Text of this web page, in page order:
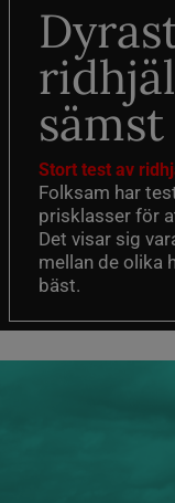
Stort test av
Folksam har
prisklasser för
Det visar sig
mellan de olika
bäst.